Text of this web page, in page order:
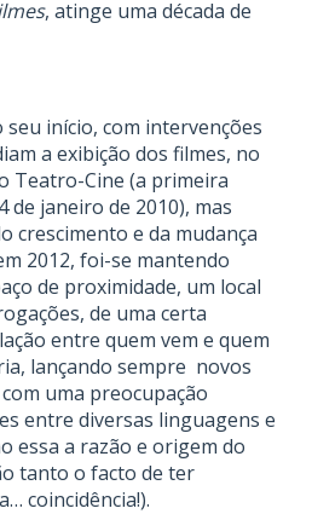
, atinge uma década de
início, com intervenções
a exibição dos filmes, no
Teatro-Cine (a primeira
de janeiro de 2010), mas
crescimento e da mudança
2012, foi-se mantendo
de proximidade, um local
de uma certa
entre quem vem e quem
lançando sempre novos
uma preocupação
entre diversas linguagens e
essa a razão e origem do
tanto o facto de ter
coincidência!).